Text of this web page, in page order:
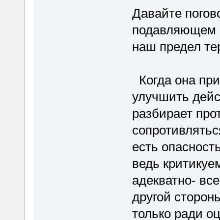
Давайте
подавляющем
наш предел
Когда она
улучшить
разбирает
есть
ведь
адекватно-
другой
только ради